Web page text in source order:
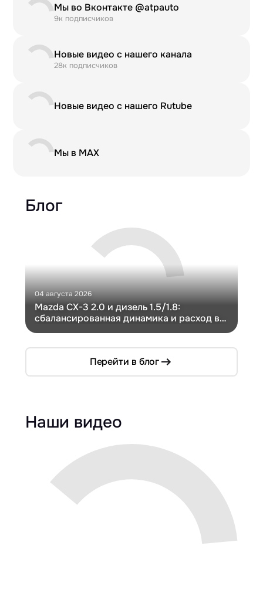
Мы во Вконтакте @atpauto
9к подписчиков
Новые видео с нашего канала
28к подписчиков
Новые видео с нашего Rutube
Мы в MAX
Блог
04 августа 2026
Mazda CX-3 2.0 и дизель 1.5/1.8:
сбалансированная динамика и расход в
Перейти в блог
Наши видео